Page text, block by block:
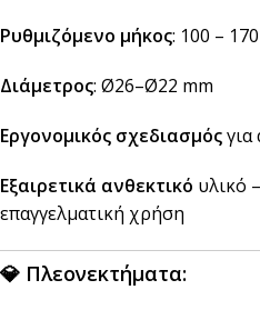
Ρυθμιζόμενο μήκος: 100 –
Διάμετρος: Ø26–Ø22 mm
Εργονομικός σχεδιασμός
Εξαιρετικά ανθεκτικό υλικό
επαγγελματική χρήση
💎 Πλεονεκτήματα: